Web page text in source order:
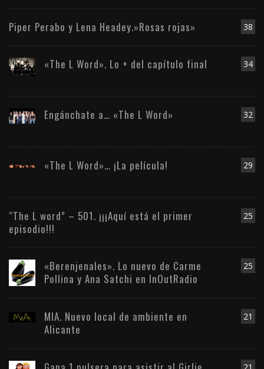
38
Piper Perabo y Lena Headey.»Rosas rojas»
34
«The L Word». Lo + del capítulo final
32
Engánchate a… «The L Word»
29
«The L Word»… ¡La película!
25
“The L word” – 501. ¡¡¡Aquí está el primer
episodio!!!
25
«Berenjenales». Lo nuevo de Carme
Pollina y Ana Satchi en InOutRadio
21
MIA. Nuevo local de ambiente en
Alicante